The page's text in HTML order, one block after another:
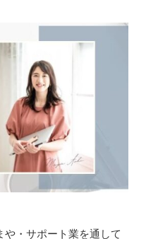
や・サポート業を通して